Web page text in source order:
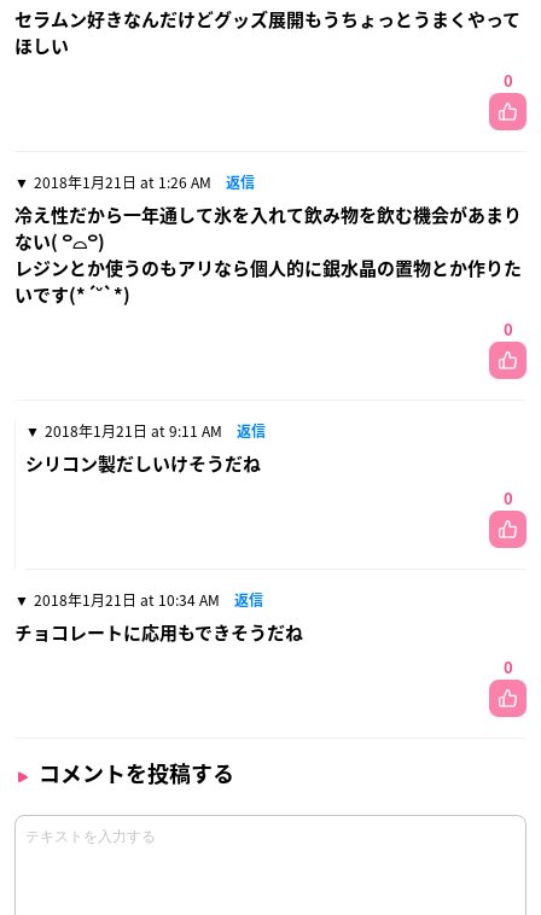
セラムン好きなんだけどグッズ展開もうちょっとうまくやって
ほしい
0
2018年1月21日 at 1:26 AM 返信
冷え性だから一年通して氷を入れて飲み物を飲む機会があまり
ない( ꒪⌓꒪)
レジンとか使うのもアリなら個人的に銀水晶の置物とか作りた
いです(*´˘`*)
0
2018年1月21日 at 9:11 AM 返信
シリコン製だしいけそうだね
0
2018年1月21日 at 10:34 AM 返信
チョコレートに応用もできそうだね
0
コメントを投稿する